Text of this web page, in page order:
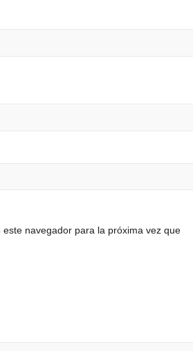
navegador para la próxima vez que